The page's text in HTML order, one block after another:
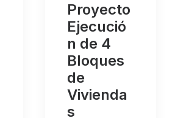
Proyecto
Ejecució
n de 4
Bloques
de
Vivienda
s